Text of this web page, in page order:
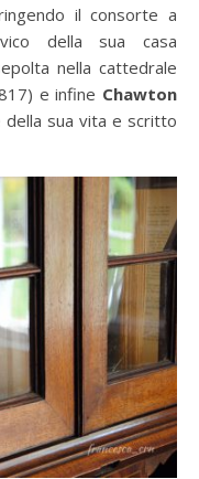
il consorte a
della sua casa
nella cattedrale
e infine Chawton
sua vita e scritto